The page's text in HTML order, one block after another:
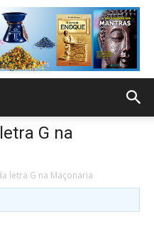
G na
letra G na Maçonaria